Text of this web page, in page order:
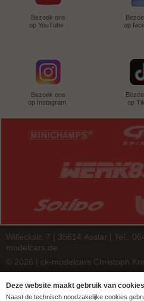
Bezoek ons
op YouTube .
op
Bezoek ons
op Instagram.
op
Willeckstr. 7 | 35614 Asslar | Tel.:
modelcars.de
© 2026 | ck-modelcars Christoph
Deze website maakt gebruik van cookies
Naast de technisch noodzakelijke cookies